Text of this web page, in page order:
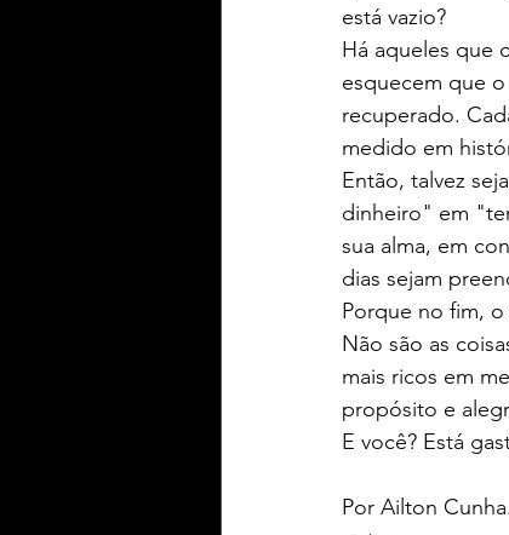
está vazio?
Há aqueles que
esquecem que
recuperado.
medido em
Então, talvez
dinheiro" em
sua alma, em
dias sejam
Porque no fim,
Não são as
mais ricos em
propósito e
E você? Está
Por Ailton Cunha.